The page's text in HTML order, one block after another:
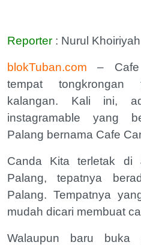
Reporter : Nurul Khoiriyah
blokTuban.com – Cafe
tempat
kalangan. Kali ini,
instagramable yang
Palang bernama Cafe
Canda Kita terletak di
Palang, tepatnya
Palang. Tempatnya
mudah dicari membuat
Walaupun baru buka